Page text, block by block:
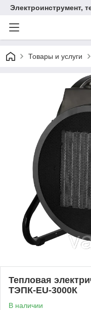
Электроинструмент,
Товары и услуги
Тепловая
ТЭПК-EU-3000К
В наличии